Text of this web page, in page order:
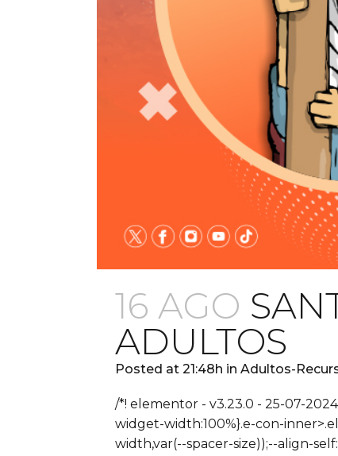
16 AGO
ADULTOS
Posted at 21:48h in Adultos-
/*! elementor - v3.23.0 - 25-07-
widget-width:100%}.e-con-
width,var(--spacer-size));--align-